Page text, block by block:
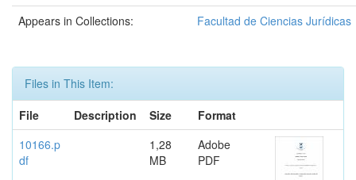
Appears in Collections:
Facultad de Ciencias Jurídicas
Files in This Item:
File
Description Size
Format
10166.p
df
1,28
MB
Adobe
PDF